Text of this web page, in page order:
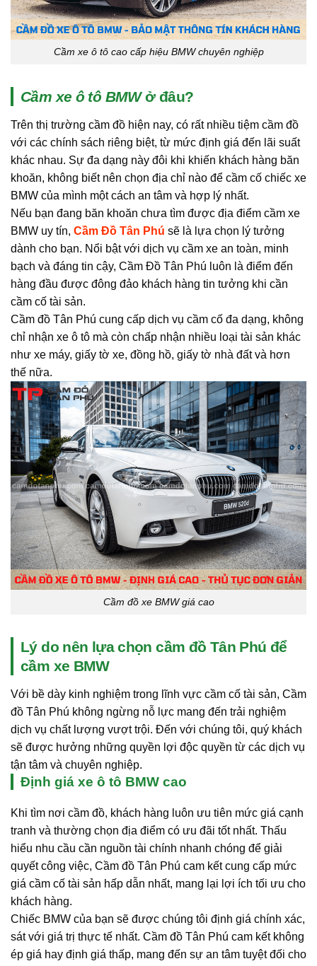
Cầm xe ô tô cao cấp hiệu BMW chuyên nghiệp
Cầm xe ô tô BMWở đâu?
Trên thị trường cầm đồ hiện nay, có rất nhiều tiệm cầm đồ
với các chính sách riêng biệt, từ mức định giá đến lãi suất
khác nhau. Sự đa dạng này đôi khi khiến khách hàng băn
khoăn, không biết nên chọn địa chỉ nào để cầm cố chiếc xe
BMW của mình một cách an tâm và hợp lý nhất.
Nếu bạn đang băn khoăn chưa tìm được địa điểm cầm xe
BMW uy tín, Cầm Đồ Tân Phú sẽ là lựa chọn lý tưởng
dành cho bạn. Nổi bật với dịch vụ cầm xe an toàn, minh
bạch và đáng tin cậy, Cầm Đồ Tân Phú luôn là điểm đến
hàng đầu được đông đảo khách hàng tin tưởng khi cần
cầm cố tài sản.
Cầm đồ Tân Phú cung cấp dịch vụ cầm cố đa dạng, không
chỉ nhận xe ô tô mà còn chấp nhận nhiều loại tài sản khác
như xe máy, giấy tờ xe, đồng hồ, giấy tờ nhà đất và hơn
thế nữa.
Cầm đồ xe BMW giá cao
Lý do nên lựa chọn cầm đồ Tân Phú để
cầm xe BMW
Với bề dày kinh nghiệm trong lĩnh vực cầm cố tài sản, Cầm
đồ Tân Phú không ngừng nỗ lực mang đến trải nghiệm
dịch vụ chất lượng vượt trội. Đến với chúng tôi, quý khách
sẽ được hưởng những quyền lợi độc quyền từ các dịch vụ
tận tâm và chuyên nghiệp.
Định giá xe ô tô BMW cao
Khi tìm nơi cầm đồ, khách hàng luôn ưu tiên mức giá cạnh
tranh và thường chọn địa điểm có ưu đãi tốt nhất. Thấu
hiểu nhu cầu cần nguồn tài chính nhanh chóng để giải
quyết công việc, Cầm đồ Tân Phú cam kết cung cấp mức
giá cầm cố tài sản hấp dẫn nhất, mang lại lợi ích tối ưu cho
khách hàng.
Chiếc BMW của bạn sẽ được chúng tôi định giá chính xác,
sát với giá trị thực tế nhất. Cầm đồ Tân Phú cam kết không
ép giá hay định giá thấp, mang đến sự an tâm tuyệt đối cho